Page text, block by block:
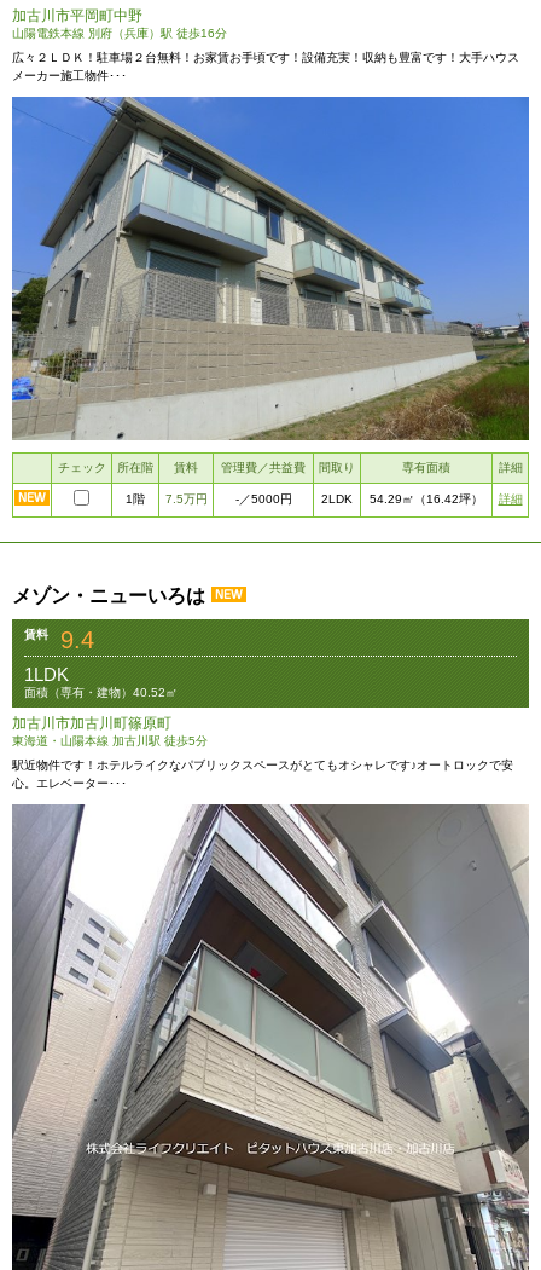
加古川市平岡町中野
山陽電鉄本線 別府（兵庫）駅 徒歩16分
広々２ＬＤＫ！駐車場２台無料！お家賃お手頃です！設備充実！収納も豊富です！大手ハウス
メーカー施工物件･･･
チェック 所在階 賃料 管理費／共益費 間取り 専有面積 詳細
1階 7.5万円 -／5000円 2LDK 54.29㎡ （16.42坪） 詳細
メゾン・ニューいろは
賃料 9.4
1LDK
面積（専有・建物）40.52㎡
加古川市加古川町篠原町
東海道・山陽本線 加古川駅 徒歩5分
駅近物件です！ホテルライクなパブリックスペースがとてもオシャレです♪オートロックで安
心。エレベーター･･･